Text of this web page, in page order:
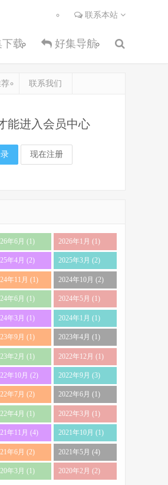
下载 好集导航
联系本站
联系我们
能进入会员中心
现在注册
年6月 (1) 2026年1月 (1)
年4月 (2) 2025年3月 (2)
年11月 (1) 2024年10月 (2)
年6月 (1) 2024年5月 (1)
年3月 (1) 2024年1月 (1)
年9月 (1) 2023年4月 (1)
年2月 (1) 2022年12月 (1)
年10月 (2) 2022年9月 (3)
年7月 (2) 2022年6月 (1)
年4月 (1) 2022年3月 (1)
年11月 (4) 2021年10月 (1)
年6月 (2) 2021年5月 (4)
年3月 (1) 2020年2月 (2)